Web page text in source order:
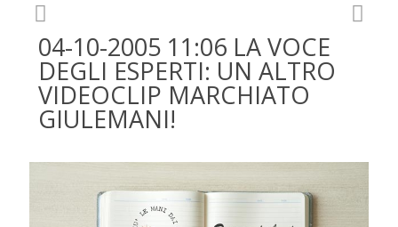
04-10-2005 11:06 LA VOCE
DEGLI ESPERTI: UN ALTRO
VIDEOCLIP MARCHIATO
GIULEMANI!